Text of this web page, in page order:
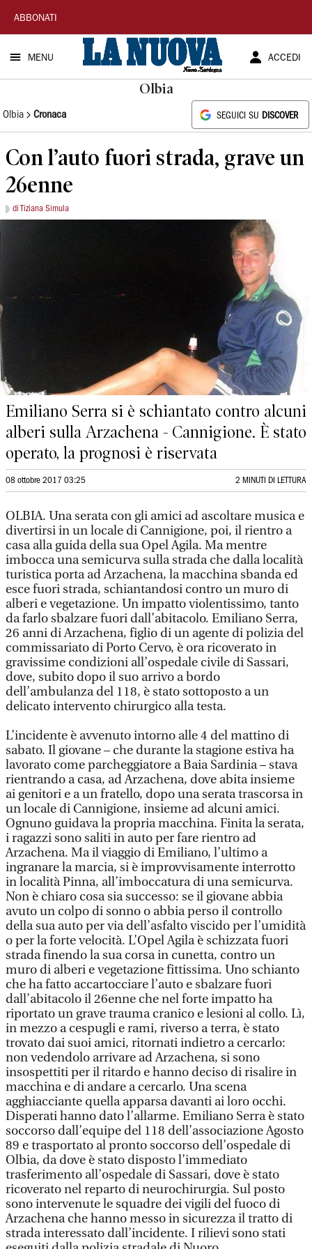
La
Nuova
Sardegna
ABBONATI
MENU ACCEDI
Olbia
Olbia Cronaca SEGUICI SU DISCOVER
Con l’auto fuori strada, grave un
26enne
di Tiziana Simula
Emiliano Serra si è schiantato contro alcuni
alberi sulla Arzachena - Cannigione. È stato
operato, la prognosi è riservata
08 ottobre 2017 03:25 2 MINUTI DI LETTURA
OLBIA. Una serata con gli amici ad ascoltare musica e
divertirsi in un locale di Cannigione, poi, il rientro a
casa alla guida della sua Opel Agila. Ma mentre
imbocca una semicurva sulla strada che dalla località
turistica porta ad Arzachena, la macchina sbanda ed
esce fuori strada, schiantandosi contro un muro di
alberi e vegetazione. Un impatto violentissimo, tanto
da farlo sbalzare fuori dall’abitacolo. Emiliano Serra,
26 anni di Arzachena, figlio di un agente di polizia del
commissariato di Porto Cervo, è ora ricoverato in
gravissime condizioni all’ospedale civile di Sassari,
dove, subito dopo il suo arrivo a bordo
dell’ambulanza del 118, è stato sottoposto a un
delicato intervento chirurgico alla testa.
L’incidente è avvenuto intorno alle 4 del mattino di
sabato. Il giovane – che durante la stagione estiva ha
lavorato come parcheggiatore a Baia Sardinia – stava
rientrando a casa, ad Arzachena, dove abita insieme
ai genitori e a un fratello, dopo una serata trascorsa in
un locale di Cannigione, insieme ad alcuni amici.
Ognuno guidava la propria macchina. Finita la serata,
i ragazzi sono saliti in auto per fare rientro ad
Arzachena. Ma il viaggio di Emiliano, l’ultimo a
ingranare la marcia, si è improvvisamente interrotto
in località Pinna, all’imboccatura di una semicurva.
Non è chiaro cosa sia successo: se il giovane abbia
avuto un colpo di sonno o abbia perso il controllo
della sua auto per via dell’asfalto viscido per l’umidità
o per la forte velocità. L’Opel Agila è schizzata fuori
strada finendo la sua corsa in cunetta, contro un
muro di alberi e vegetazione fittissima. Uno schianto
che ha fatto accartocciare l’auto e sbalzare fuori
dall’abitacolo il 26enne che nel forte impatto ha
riportato un grave trauma cranico e lesioni al collo. Lì,
in mezzo a cespugli e rami, riverso a terra, è stato
trovato dai suoi amici, ritornati indietro a cercarlo:
non vedendolo arrivare ad Arzachena, si sono
insospettiti per il ritardo e hanno deciso di risalire in
macchina e di andare a cercarlo. Una scena
agghiacciante quella apparsa davanti ai loro occhi.
Disperati hanno dato l’allarme. Emiliano Serra è stato
soccorso dall’equipe del 118 dell’associazione Agosto
89 e trasportato al pronto soccorso dell’ospedale di
Olbia, da dove è stato disposto l’immediato
trasferimento all’ospedale di Sassari, dove è stato
ricoverato nel reparto di neurochirurgia. Sul posto
sono intervenute le squadre dei vigili del fuoco di
Arzachena che hanno messo in sicurezza il tratto di
strada interessato dall’incidente. I rilievi sono stati